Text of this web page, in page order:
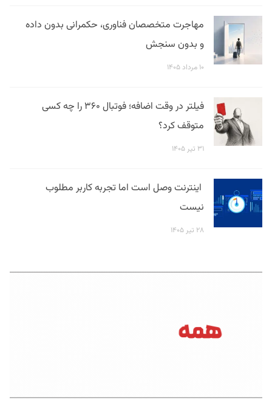
مهاجرت متخصصان فناوری، حکمرانی بدون داده
و بدون سنجش
۱۰ مرداد ۱۴۰۵
فیلتر در وقت اضافه؛ فوتبال ۳۶۰ را چه کسی
متوقف کرد؟
۳۱ تیر ۱۴۰۵
اینترنت وصل است اما تجربه کاربر مطلوب
نیست
۲۸ تیر ۱۴۰۵